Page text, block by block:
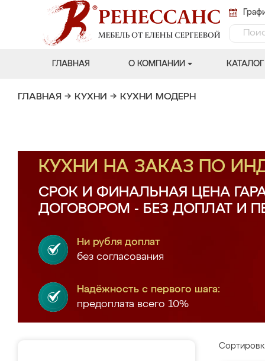
ГЛАВНАЯ О КОМПАНИИ КАТАЛОГ
ГЛАВНАЯ → КУХНИ → КУХНИ МОДЕРН
КУХНИ НА ЗАКАЗ ПО
СРОК И ФИНАЛЬНАЯ ЦЕНА
ДОГОВОРОМ - БЕЗ ДОПЛАТ И
Ни рубля доплат
без согласования
Надёжность с первого шага:
предоплата всего 10%